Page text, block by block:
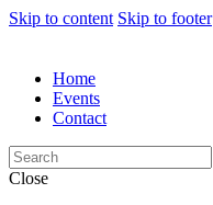
Skip to content Skip to footer
Home
Events
Contact
Close